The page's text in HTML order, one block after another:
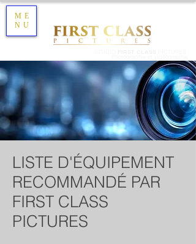
ME
NU
LISTE D'ÉQUIPEMENT
RECOMMANDÉ PAR
FIRST CLASS
PICTURES